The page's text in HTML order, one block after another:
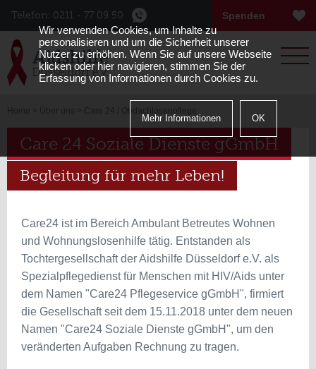
Wir verwenden Cookies, um Inhalte zu
personalisieren und um die Sicherheit unserer
Nutzer zu erhöhen. Wenn Sie auf unsere Webseite
klicken oder hier navigieren, stimmen Sie der
Erfassung von Informationen durch Cookies zu.
OK
Mehr Informationen
Telefon: 0211 - 77 09 50 Spenden
Home Über uns > Care 24 / Obdachlosenpflege
Care 24 Soziale Dienste gGmbH
Begleitung für mehr Leben!
Care24 ist im Bereich Ambulant Betreutes Wohnen
und Wohnungslosenhilfe tätig. Entstanden als
Tochtergesellschaft der Aidshilfe Düsseldorf e.V. als
Spezialpflegedienst für Menschen mit HIV/Aids unter
dem Namen "Care24 Pflegeservice gGmbH", firmiert
die Gesellschaft seit dem 15.11.2018 unter dem neuen
Namen "Care24 Soziale Dienste gGmbH", um den
veränderten Aufgaben Rechnung zu tragen.